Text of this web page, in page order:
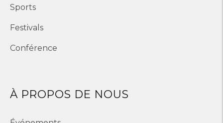
Sports
Festivals
Conférence
À PROPOS DE NOUS